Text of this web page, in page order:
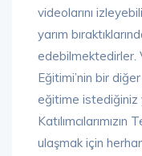
videolarını
yarım
edebilmektedirler.
Eğitimi’nin bir diğer
eğitime istediğiniz
ulaşmak için